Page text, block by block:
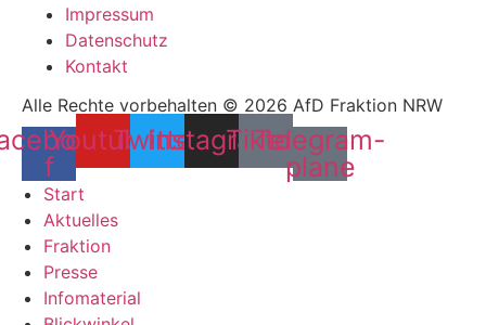
Impressum
Datenschutz
Kontakt
Alle Rechte vorbehalten © 2026 AfD Fraktion NRW
f
YoutubeTwitter
Instagram
Tiktok
Telegram-
plane
Start
Aktuelles
Fraktion
Presse
Infomaterial